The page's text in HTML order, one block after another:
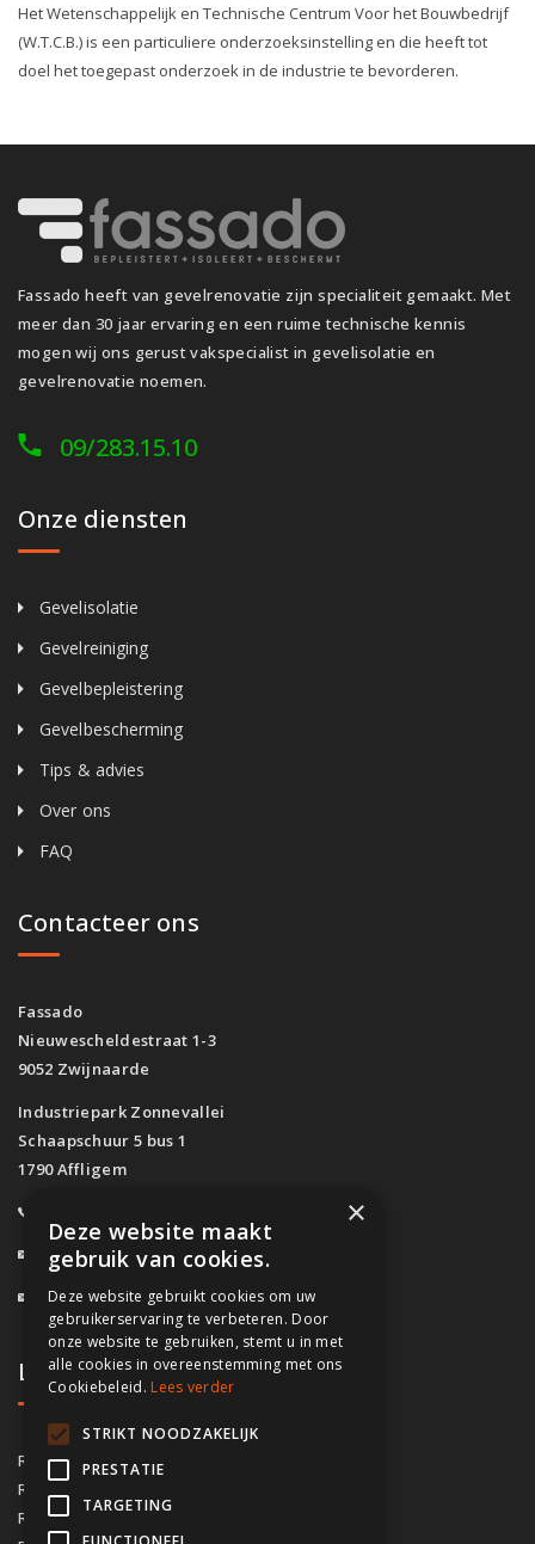
Het Wetenschappelijk en Technische Centrum Voor het Bouwbedrijf
(W.T.C.B.) is een particuliere onderzoeksinstelling en die heeft tot
doel het toegepast onderzoek in de industrie te bevorderen.
Fassado heeft van gevelrenovatie zijn specialiteit gemaakt. Met
meer dan 30 jaar ervaring en een ruime technische kennis
mogen wij ons gerust vakspecialist in gevelisolatie en
gevelrenovatie noemen.
09/283.15.10
Onze diensten
Gevelisolatie
Gevelreiniging
Gevelbepleistering
Gevelbescherming
Tips & advies
Over ons
FAQ
Contacteer ons
Fassado
Nieuwescheldestraat 1-3
9052 Zwijnaarde
Industriepark Zonnevallei
Schaapschuur 5 bus 1
1790 Affligem
info@fassado.be
BTW: BE 0700.617.934
Lokaal contact
Regio Antwerpen
Regio Brussel
Regio Gent 09/283.15.10
×
Deze website maakt
gebruik van cookies.
Deze website gebruikt cookies om uw
gebruikerservaring te verbeteren. Door
onze website te gebruiken, stemt u in met
alle cookies in overeenstemming met ons
Cookiebeleid. Lees verder
STRIKT NOODZAKELIJK
PRESTATIE
TARGETING